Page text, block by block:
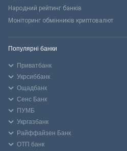
Народний рейтинг банків
Моніторинг обмінників криптовалют
Популярні банки
Приватбанк
Укрсиббанк
Ощадбанк
Сенс Банк
ПУМБ
Укргазбанк
Райффайзен Банк
ОТП банк